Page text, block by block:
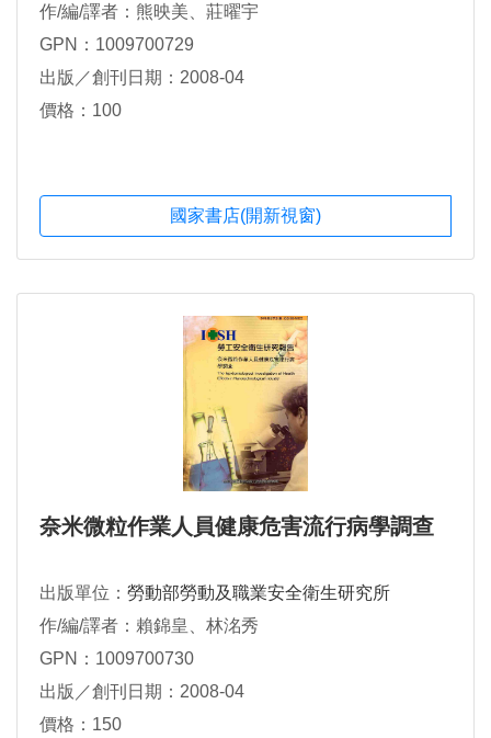
作/編/譯者：熊映美、莊曜宇
GPN：1009700729
出版／創刊日期：2008-04
價格：100
國家書店(開新視窗)
奈米微粒作業人員健康危害流行病學調查
出版單位： 勞動部勞動及職業安全衛生研究所
作/編/譯者：賴錦皇、林洺秀
GPN：1009700730
出版／創刊日期：2008-04
價格：150